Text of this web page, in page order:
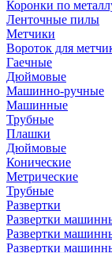
Коронки по
Ленточные пилы
Метчики
Вороток для
Гаечные
Дюймовые
Машинно-ручные
Машинные
Трубные
Плашки
Дюймовые
Конические
Метрические
Трубные
Развертки
Развертки
Развертки
Развертки